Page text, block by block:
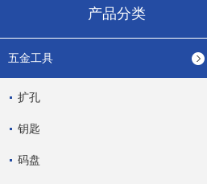
产品分类
五金工具
扩孔
钥匙
码盘